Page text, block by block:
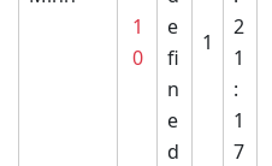
1
0
e
fi
n
e
d
1
2
1
:
1
7